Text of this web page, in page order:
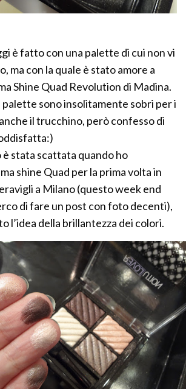
è fatto con una palette di cui non vi
ma con la quale è stato amore a
Shine Quad Revolution di Madina.
palette sono insolitamente sobri per i
il trucchino, però confesso di
stata scattata quando ho
shine Quad per la prima volta in
a Milano (questo week end
di fare un post con foto decenti),
l’idea della brillantezza dei colori.